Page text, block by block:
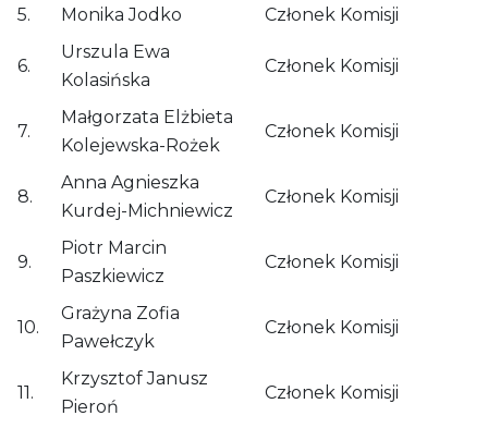
5. Monika Jodko Członek Komisji
6.
Urszula Ewa
Kolasińska
Członek Komisji
7.
Małgorzata Elżbieta
Kolejewska-Rożek
Członek Komisji
8.
Anna Agnieszka
Kurdej-Michniewicz
Członek Komisji
9.
Piotr Marcin
Paszkiewicz
Członek Komisji
10.
Grażyna Zofia
Pawełczyk
Członek Komisji
11.
Krzysztof Janusz
Pieroń
Członek Komisji